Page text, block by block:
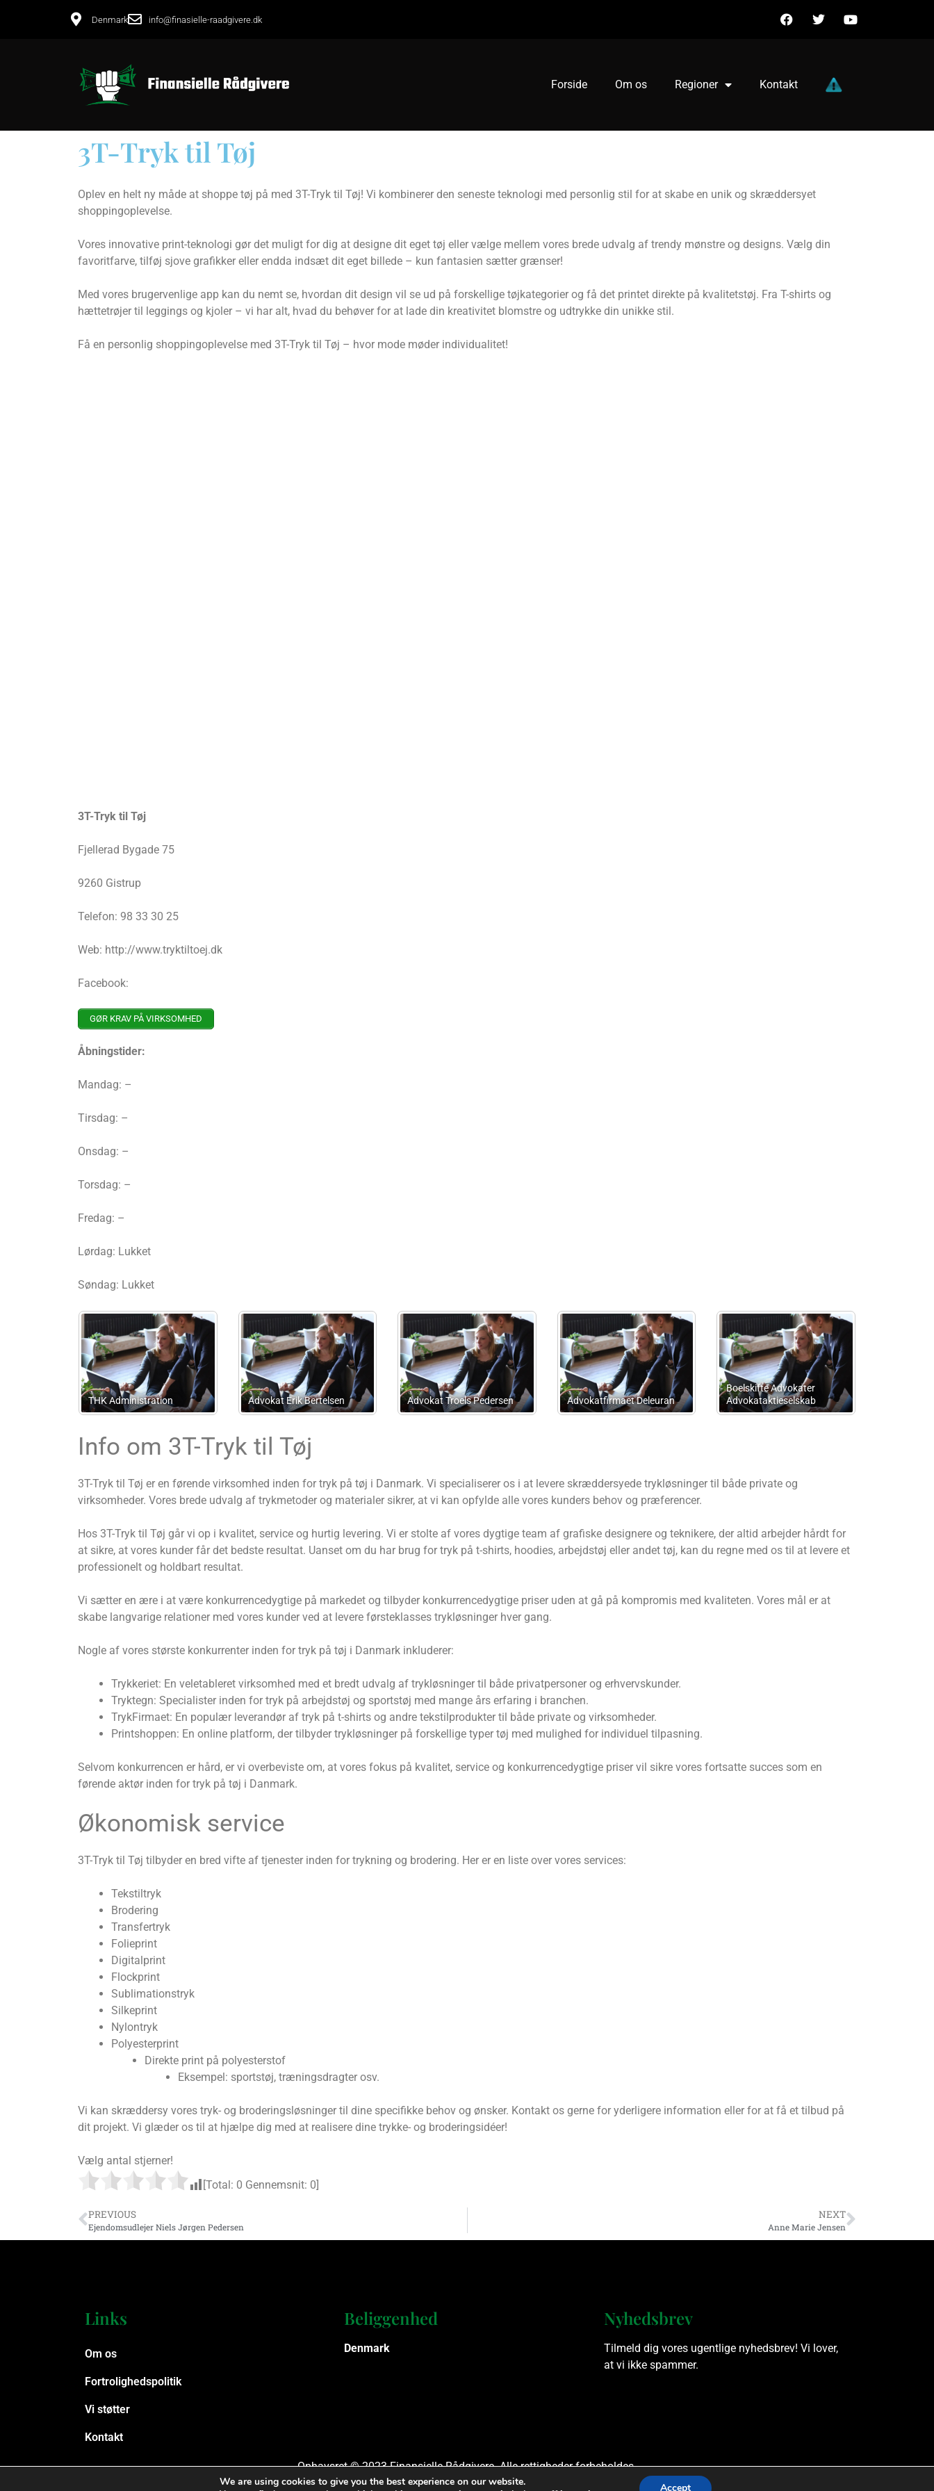
Denmark info@finasielle-raadgivere.dk
Forside Om os Regioner Kontakt
3T-Tryk til Tøj
Oplev en helt ny måde at shoppe tøj på med 3T-Tryk til Tøj! Vi kombinerer den seneste teknologi med personlig stil for at skabe en unik og skræddersyet
shoppingoplevelse.
Vores innovative print-teknologi gør det muligt for dig at designe dit eget tøj eller vælge mellem vores brede udvalg af trendy mønstre og designs. Vælg din
favoritfarve, tilføj sjove grafikker eller endda indsæt dit eget billede – kun fantasien sætter grænser!
Med vores brugervenlige app kan du nemt se, hvordan dit design vil se ud på forskellige tøjkategorier og få det printet direkte på kvalitetstøj. Fra T-shirts og
hættetrøjer til leggings og kjoler – vi har alt, hvad du behøver for at lade din kreativitet blomstre og udtrykke din unikke stil.
Få en personlig shoppingoplevelse med 3T-Tryk til Tøj – hvor mode møder individualitet!
3T-Tryk til Tøj
Fjellerad Bygade 75
9260 Gistrup
Telefon: 98 33 30 25
Web: http://www.tryktiltoej.dk
Facebook:
GØR KRAV PÅ VIRKSOMHED
Åbningstider:
Mandag: –
Tirsdag: –
Onsdag: –
Torsdag: –
Fredag: –
Lørdag: Lukket
Søndag: Lukket
Advokatfirmaet Deleuran
Boelskifte Advokater
Advokataktieselskab
Dejgard Steenfeldt
Advokater
Skatterevisoren Per Meldhedegaard Olsen
Info om 3T-Tryk til Tøj
3T-Tryk til Tøj er en førende virksomhed inden for tryk på tøj i Danmark. Vi specialiserer os i at levere skræddersyede trykløsninger til både private og
virksomheder. Vores brede udvalg af trykmetoder og materialer sikrer, at vi kan opfylde alle vores kunders behov og præferencer.
Hos 3T-Tryk til Tøj går vi op i kvalitet, service og hurtig levering. Vi er stolte af vores dygtige team af grafiske designere og teknikere, der altid arbejder hårdt for
at sikre, at vores kunder får det bedste resultat. Uanset om du har brug for tryk på t-shirts, hoodies, arbejdstøj eller andet tøj, kan du regne med os til at levere et
professionelt og holdbart resultat.
Vi sætter en ære i at være konkurrencedygtige på markedet og tilbyder konkurrencedygtige priser uden at gå på kompromis med kvaliteten. Vores mål er at
skabe langvarige relationer med vores kunder ved at levere førsteklasses trykløsninger hver gang.
Nogle af vores største konkurrenter inden for tryk på tøj i Danmark inkluderer:
Trykkeriet: En veletableret virksomhed med et bredt udvalg af trykløsninger til både privatpersoner og erhvervskunder.
Tryktegn: Specialister inden for tryk på arbejdstøj og sportstøj med mange års erfaring i branchen.
TrykFirmaet: En populær leverandør af tryk på t-shirts og andre tekstilprodukter til både private og virksomheder.
Printshoppen: En online platform, der tilbyder trykløsninger på forskellige typer tøj med mulighed for individuel tilpasning.
Selvom konkurrencen er hård, er vi overbeviste om, at vores fokus på kvalitet, service og konkurrencedygtige priser vil sikre vores fortsatte succes som en
førende aktør inden for tryk på tøj i Danmark.
Økonomisk service
3T-Tryk til Tøj tilbyder en bred vifte af tjenester inden for trykning og brodering. Her er en liste over vores services:
Tekstiltryk
Brodering
Transfertryk
Folieprint
Digitalprint
Flockprint
Sublimationstryk
Silkeprint
Nylontryk
Polyesterprint
Direkte print på polyesterstof
Eksempel: sportstøj, træningsdragter osv.
Vi kan skræddersy vores tryk- og broderingsløsninger til dine specifikke behov og ønsker. Kontakt os gerne for yderligere information eller for at få et tilbud på
dit projekt. Vi glæder os til at hjælpe dig med at realisere dine trykke- og broderingsidéer!
Vælg antal stjerner!
[Total: 0 Gennemsnit: 0]
PREVIOUS
Ejendomsudlejer Niels Jørgen Pedersen
NEXT
Anne Marie Jensen
Links
Om os
Fortrolighedspolitik
Vi støtter
Kontakt
Beliggenhed
Denmark
Nyhedsbrev
Tilmeld dig vores ugentlige nyhedsbrev! Vi lover,
at vi ikke spammer.
Ophavsret © 2023 Finansielle Rådgivere. Alle rettigheder forbeholdes.
We are using cookies to give you the best experience on our website.
Accept